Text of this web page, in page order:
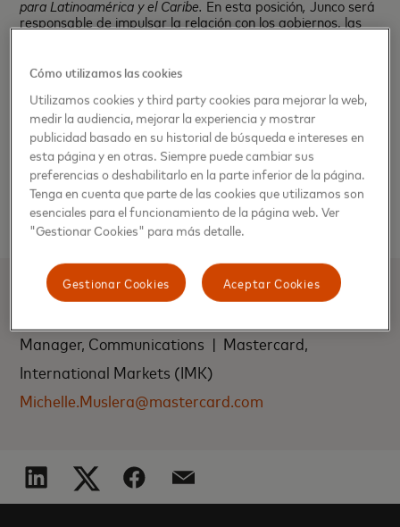
para Latinoamérica y el Caribe. En esta posición, Junco será
responsable de impulsar la relación con los gobiernos, las
programas enfocados al fortalecimiento de la inclusión
“Muy ilusionado de asumir mi nuevo rol en la compañía.
Estoy seguro que con nuestro trabajo junto al gobierno y el
sector público se podrán generar los cambios necesarios
para que un mayor número de personas tengan acceso
a servicios financieros y pagos electrónicos”, comentó
Antonio Junco, Vicepresidente Ejecutivo de Relación con
Gobierno para Latinoamérica y el Caribe.
MICHELLE MUSLERA
Manager, Communications | Mastercard,
International Markets (IMK)
Michelle.Muslera@mastercard.com
Cómo utilizamos las cookies
Utilizamos cookies y third party cookies para mejorar la web,
medir la audiencia, mejorar la experiencia y mostrar
publicidad basado en su historial de búsqueda e intereses en
esta página y en otras. Siempre puede cambiar sus
preferencias o deshabilitarlo en la parte inferior de la página.
Tenga en cuenta que parte de las cookies que utilizamos son
esenciales para el funcionamiento de la página web. Ver
"Gestionar Cookies" para más detalle.
Aceptar Cookies
Gestionar Cookies